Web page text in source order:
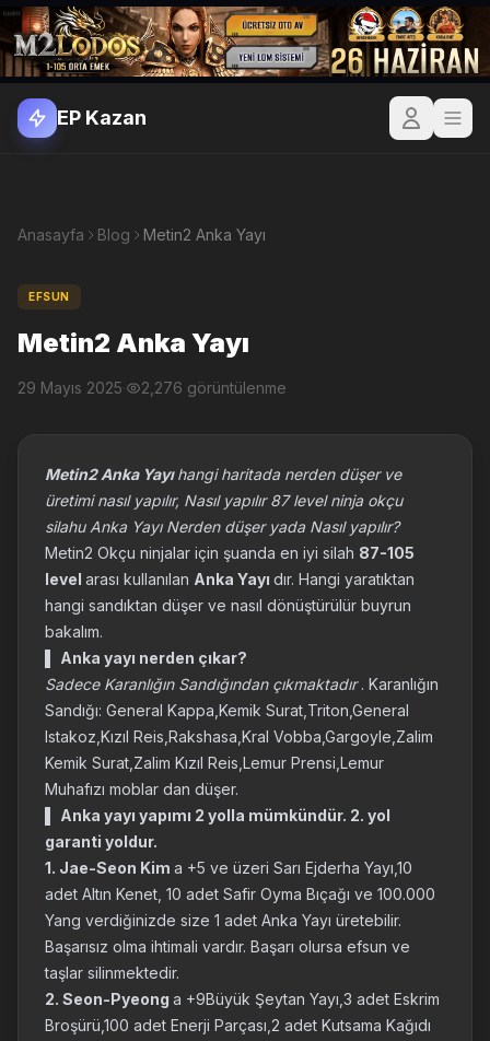
EP Kazan
Anasayfa Blog Metin2 Anka Yayı
EFSUN
Metin2 Anka Yayı
29 Mayıs 2025· 2,276 görüntülenme
Metin2 Anka Yayıhangi haritada nerden düşer ve
üretimi nasıl yapılır, Nasıl yapılır 87 level ninja okçu
silahu Anka Yayı Nerden düşer yada Nasıl yapılır?
Metin2 Okçu ninjalar için şuanda en iyi silah 87-105
level arası kullanılan Anka Yayı dır. Hangi yaratıktan
hangi sandıktan düşer ve nasıl dönüştürülür buyrun
bakalım.
Anka yayı nerden çıkar?
Sadece Karanlığın Sandığından çıkmaktadır. Karanlığın
Sandığı: General Kappa,Kemik Surat,Triton,General
Istakoz,Kızıl Reis,Rakshasa,Kral Vobba,Gargoyle,Zalim
Kemik Surat,Zalim Kızıl Reis,Lemur Prensi,Lemur
Muhafızı moblar dan düşer.
Anka yayı yapımı 2 yolla mümkündür. 2. yol
garanti yoldur.
1. Jae-Seon Kim a +5 ve üzeri Sarı Ejderha Yayı,10
adet Altın Kenet, 10 adet Safir Oyma Bıçağı ve 100.000
Yang verdiğinizde size 1 adet Anka Yayı üretebilir.
Başarısız olma ihtimali vardır. Başarı olursa efsun ve
taşlar silinmektedir.
2. Seon-Pyeong a +9Büyük Şeytan Yayı,3 adet Eskrim
Broşürü,100 adet Enerji Parçası,2 adet Kutsama Kağıdı